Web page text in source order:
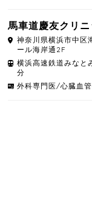
馬車道慶友クリニ
神奈川県横浜市中区
ール海岸通2F
横浜高速鉄道みなと
分
外科専門医/心臓血